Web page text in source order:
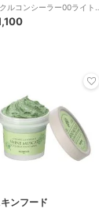
ルコンシーラー00ライト
コスメ)
キンフード